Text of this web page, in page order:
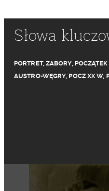
Słowa
PORTRET, ZABORY,
AUSTRO-WĘGRY, POCZ XX W,